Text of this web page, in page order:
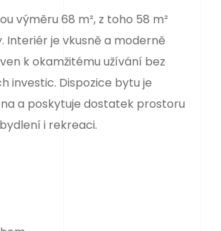
výměru 68 m², z toho 58 m²
Interiér je vkusně a moderně
k okamžitému užívání bez
investic. Dispozice bytu je
a poskytuje dostatek prostoru
i rekreaci.